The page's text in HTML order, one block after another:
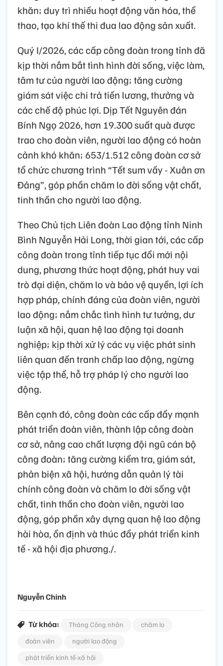
khăn; duy trì nhiều hoạt động văn hóa, thể
thao, tạo khí thế thi đua lao động sản xuất.
Quý I/2026, các cấp công đoàn trong tỉnh đã
kịp thời nắm bắt tình hình đời sống, việc làm,
tâm tư của người lao động; tăng cường
giám sát việc chi trả tiền lương, thưởng và
các chế độ phúc lợi. Dịp Tết Nguyên đán
Bính Ngọ 2026, hơn 19.300 suất quà được
trao cho đoàn viên, người lao động có hoàn
cảnh khó khăn; 653/1.512 công đoàn cơ sở
tổ chức chương trình “Tết sum vầy - Xuân ơn
Đảng”, góp phần chăm lo đời sống vật chất,
tinh thần cho người lao động.
Theo Chủ tịch Liên đoàn Lao động tỉnh Ninh
Bình Nguyễn Hải Long, thời gian tới, các cấp
công đoàn trong tỉnh tiếp tục đổi mới nội
dung, phương thức hoạt động, phát huy vai
trò đại diện, chăm lo và bảo vệ quyền, lợi ích
hợp pháp, chính đáng của đoàn viên, người
lao động; nắm chắc tình hình tư tưởng, dư
luận xã hội, quan hệ lao động tại doanh
nghiệp; kịp thời xử lý các vụ việc phát sinh
liên quan đến tranh chấp lao động, ngừng
việc tập thể, hỗ trợ pháp lý cho người lao
động.
Bên cạnh đó, công đoàn các cấp đẩy mạnh
phát triển đoàn viên, thành lập công đoàn
cơ sở, nâng cao chất lượng đội ngũ cán bộ
công đoàn; tăng cường kiểm tra, giám sát,
phản biện xã hội, hướng dẫn quản lý tài
chính công đoàn và chăm lo đời sống vật
chất, tinh thần cho đoàn viên, người lao
động, góp phần xây dựng quan hệ lao động
hài hòa, ổn định và thúc đẩy phát triển kinh
tế - xã hội địa phương./.
Nguyễn Chinh
Từ khóa: Tháng Công nhân
chăm lo
đoàn viên
người lao động
phát triển kinh tế-xã hội